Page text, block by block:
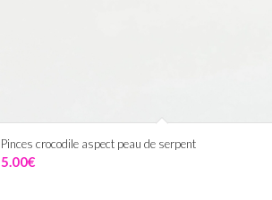
Pinces crocodile aspect peau de serpent
5.00€